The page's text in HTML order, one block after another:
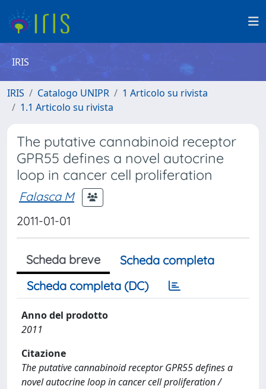
IRIS
IRIS Catalogo UNIPR
1 Articolo su rivista
1.1 Articolo su rivista
The putative cannabinoid receptor
GPR55 defines a novel autocrine
loop in cancer cell proliferation
Falasca M
2011-01-01
Scheda breve
Scheda completa
Scheda completa (DC)
Anno del prodotto
2011
Citazione
The putative cannabinoid receptor GPR55 defines a
novel autocrine loop in cancer cell proliferation /